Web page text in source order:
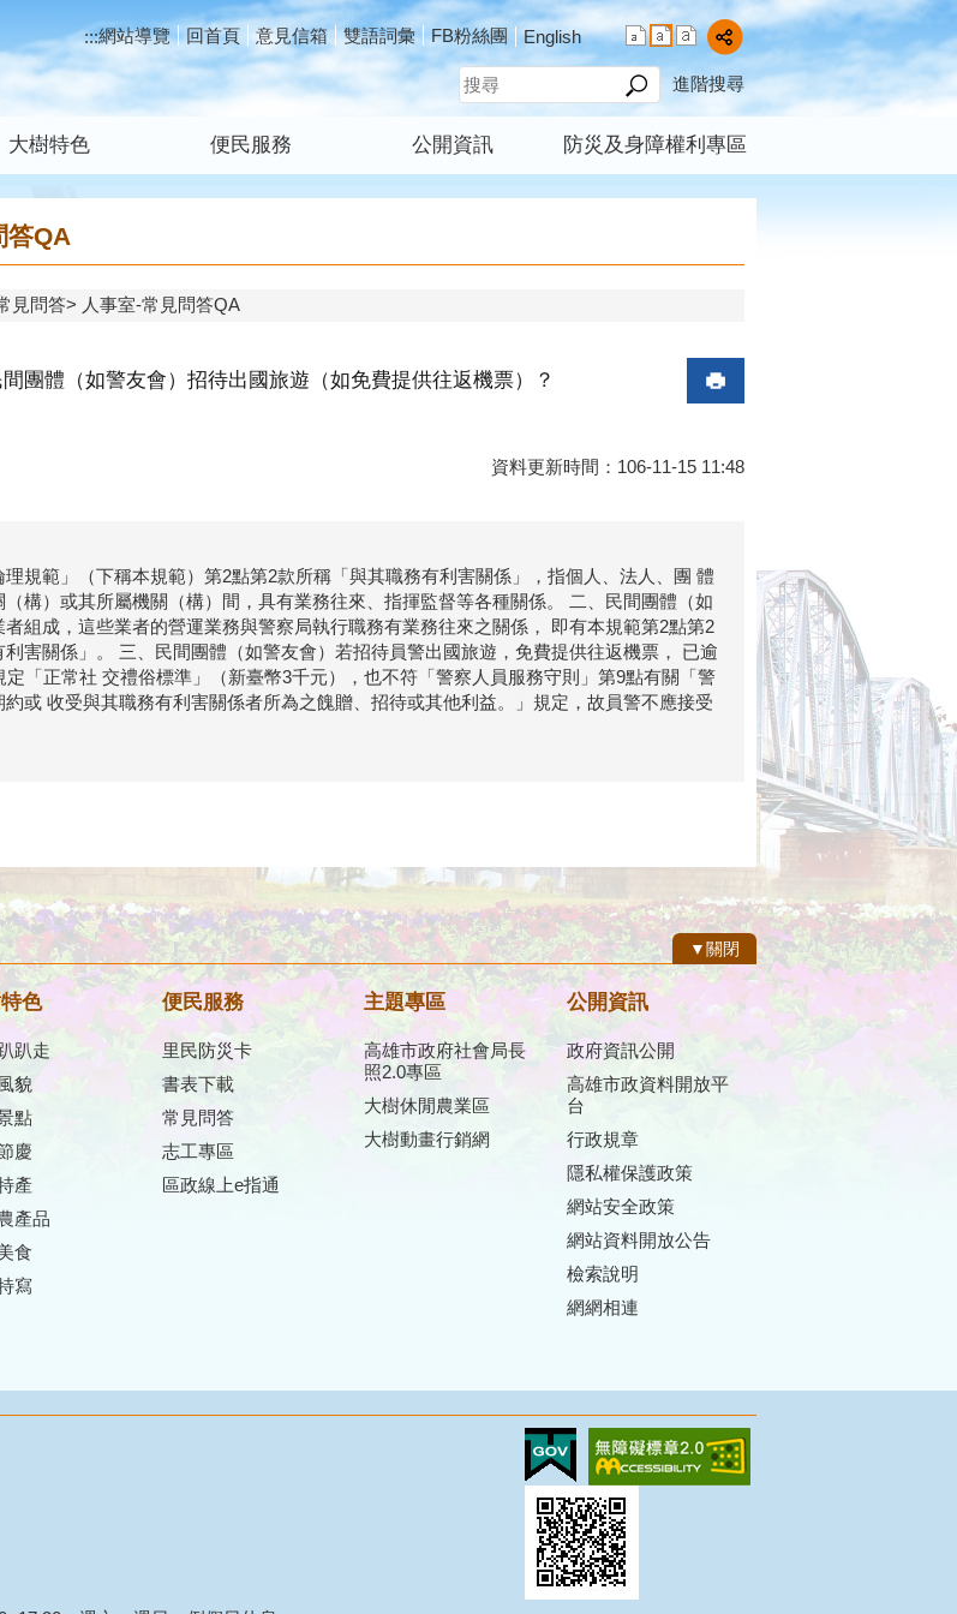
:::網站導覽 回首頁 意見信箱 雙語詞彙 FB粉絲團 English
進階搜尋
大樹特色 便民服務 公開資訊 防災及身障權利專區
答QA
見問答 人事室-常見問答QA
團體（如警友會）招待出國旅遊（如免費提供往返機票）？
資料更新時間：106-11-15 11:48
規範」（下稱本規範）第2點第2款所稱「與其職務有利害關係」，指個人、法人、團 體
構）或其所屬機關（構）間，具有業務往來、指揮監督等各種關係。 二、民間團體（如
組成，這些業者的營運業務與警察局執行職務有業務往來之關係， 即有本規範第2點第2
害關係」。 三、民間團體（如警友會）若招待員警出國旅遊，免費提供往返機票， 已逾
定「正常社 交禮俗標準」（新臺幣3千元），也不符「警察人員服務守則」第9點有關「警
或 收受與其職務有利害關係者所為之餽贈、招待或其他利益。」規定，故員警不應接受
▼關閉
色
趴走
貌
點
慶
產
產品
食
寫
便民服務
里民防災卡
書表下載
常見問答
志工專區
區政線上e指通
主題專區
高雄市政府社會局長
照2.0專區
大樹休閒農業區
大樹動畫行銷網
公開資訊
政府資訊公開
高雄市政資料開放平
台
行政規章
隱私權保護政策
網站安全政策
網站資料開放公告
檢索說明
網網相連